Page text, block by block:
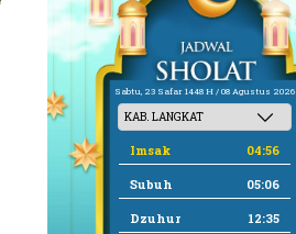
Sabtu, 23 Safar 1448 H / 08 Agustus 2026
Imsak 04:56
Subuh 05:06
Dzuhur 12:35